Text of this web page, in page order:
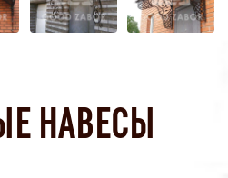
НАВЕСЫ